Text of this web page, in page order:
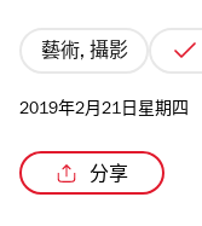
藝術, 攝影
2019年2月21日星期四
分享